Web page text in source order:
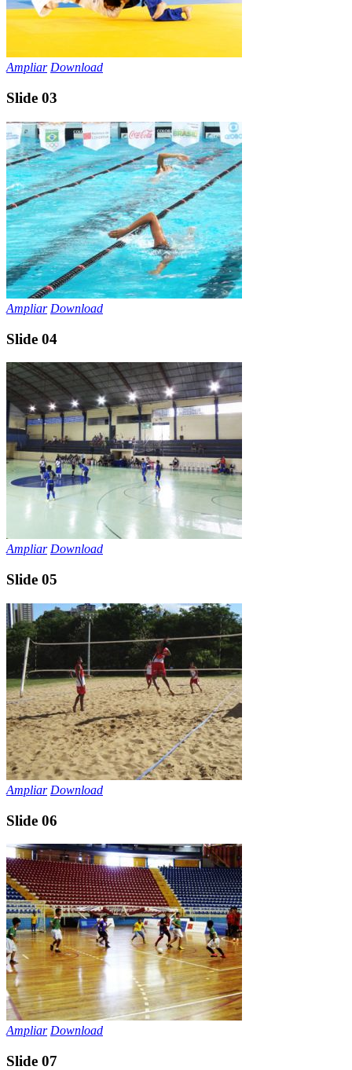
Ampliar Download
Slide 03
Ampliar Download
Slide 04
Ampliar Download
Slide 05
Ampliar Download
Slide 06
Ampliar Download
Slide 07